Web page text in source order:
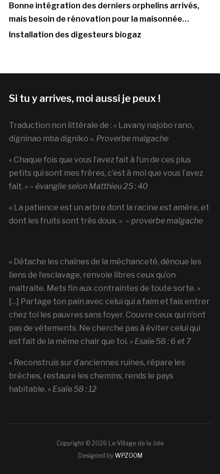
Bonne intégration des derniers orphelins arrivés,
mais besoin de rénovation pour la maisonnée…
Installation des digesteurs biogaz
Si tu y arrives, moi aussi je peux !
Traduction non littérale de : « Lavany najobo rano,
digninao mba digniko ». Proverbe malgache
« Chaque fois que vous l’avez fait à l’un de ces plus
petits qui sont mes frères, c’est à moi que vous l’avez
fait. » – évangile selon Matthieu 25 : 40
« La patience est un arbre dont la racine est amère, et
dont les fruits sont très doux. » – proverbe malgache
« Détache les chaînes de la méchanceté, dénoue les
liens de l’esclavage, renvoie libres ceux qu’on
maltraite. Mets fin aux contraintes de toute sorte. »
[…] Partage ton pain avec celui qui a faim et fais entrer
chez toi les pauvres sans foyer. Couvre ceux qui n’ont
pas de vêtements. Ne cherche pas à éviter celui qui
est fait de la même chair que toi. » Esaïe 58 : 6 et 7
« Reconstruis sur d’anciennes ruines, répare les
brèches, restaure les chemins, rends le pays
habitable. » Esaïe 58 : 12
Copyright © 2026 Le Village de la Joie
Designed by WPZOOM